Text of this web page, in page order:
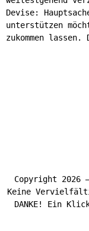
Devise:
unterstützen
zukommen lassen.
Copyright 2026
Keine
DANKE! Ein